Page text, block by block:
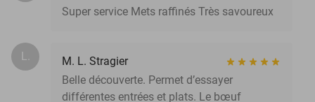
Super service Mets raffinés Très savoureux
L.
M. L. Stragier
Belle découverte. Permet d’essayer
différentes entrées et plats. Le bœuf